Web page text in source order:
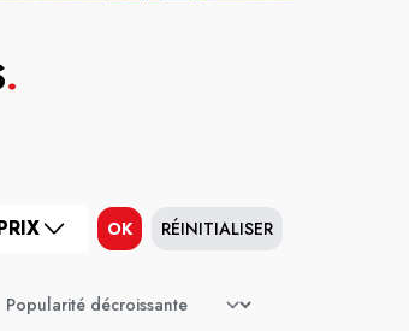
.
OK RÉINITIALISER